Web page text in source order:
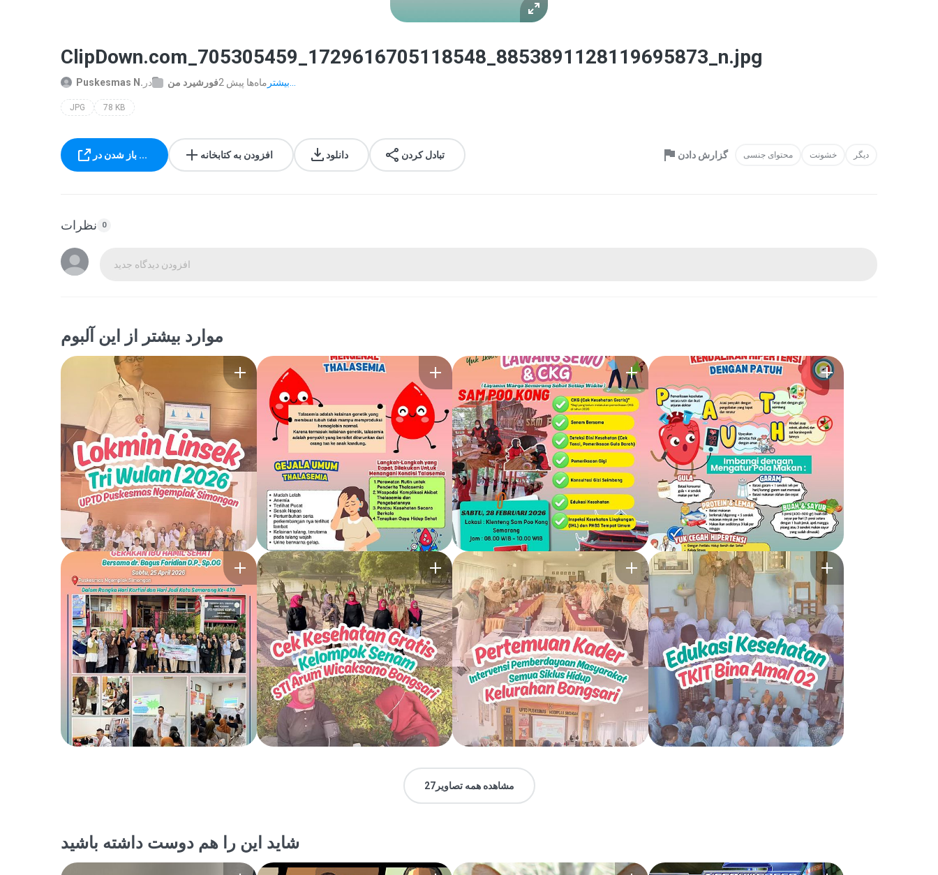
ClipDown.com_705305459_1729616705118548_8853891128119695873_n.jpg
Puskesmas N. در فورشیرد من 2 ماه‌ها پیش
JPG 78 KB
باز شدن در ... افزودن به کتابخانه دانلود تبادل کردن گزارش دادن محتوای جنسی خشونت دیگر
نظرات 0
افزودن دیدگاه جدید
موارد بیشتر از این آلبوم
مشاهده همه تصاویر27
شاید این را هم دوست داشته باشید